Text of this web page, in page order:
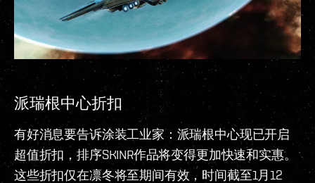
派瑞根中心折扣
有好消息要告诉涂装工业家：派瑞根中心现已开启
超值折扣，排序SKINR作品将变得更加快速和实惠。
这些折扣仅在凛冬将至期间有效，时间截至1月12